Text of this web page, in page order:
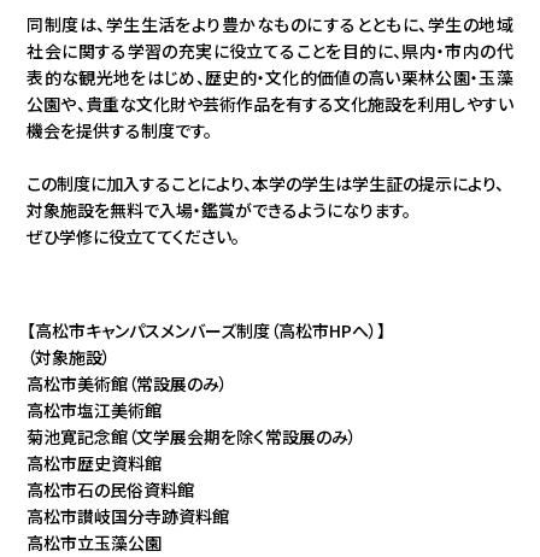
同制度は、学生生活をより豊かなものにするとともに、学生の地域
社会に関する学習の充実に役立てることを目的に、県内・市内の代
表的な観光地をはじめ、歴史的・文化的価値の高い栗林公園・玉藻
公園や、貴重な文化財や芸術作品を有する文化施設を利用しやすい
機会を提供する制度です。
この制度に加入することにより、本学の学生は学生証の提示により、
対象施設を無料で入場・鑑賞ができるようになります。
ぜひ学修に役立ててください。
【高松市キャンパスメンバーズ制度（高松市HPへ）】
（対象施設）
高松市美術館（常設展のみ）
高松市塩江美術館
菊池寛記念館（文学展会期を除く常設展のみ）
高松市歴史資料館
高松市石の民俗資料館
高松市讃岐国分寺跡資料館
高松市立玉藻公園